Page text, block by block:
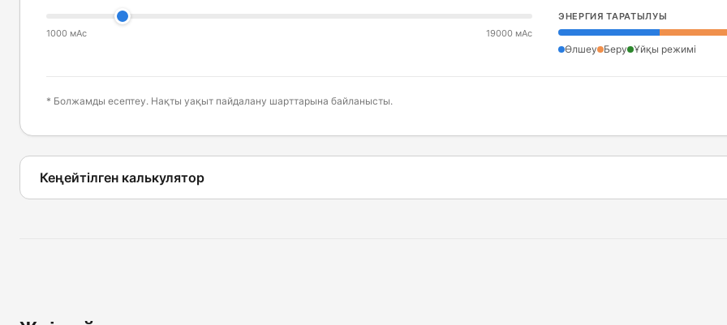
1000 мАс 19000 мАс
ЭНЕРГИЯ ТАРАТЫЛУЫ
Өлшеу Беру Ұйқы режимі
* Болжамды есептеу. Нақты уақыт пайдалану шарттарына байланысты.
Кеңейтілген калькулятор